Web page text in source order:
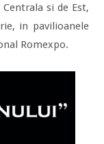
si de Est,
in pavilioanele
Romexpo.